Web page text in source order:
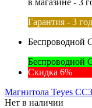
Гарантия - 3
Беспроводной
Беспроводной
Скидка 6%
Магнитола Teyes
Нет в наличии